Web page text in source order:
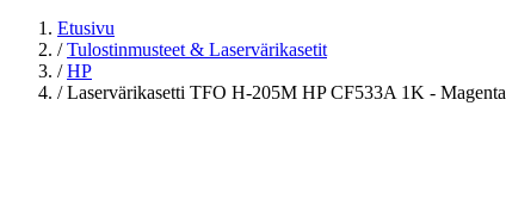
Etusivu
/ Tulostinmusteet & Laservärikasetit
/ HP
/ Laservärikasetti TFO H-205M HP CF533A 1K - Magenta